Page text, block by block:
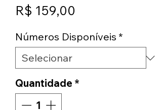
R$ 159,00
Números Disponíveis *
Quantidade *